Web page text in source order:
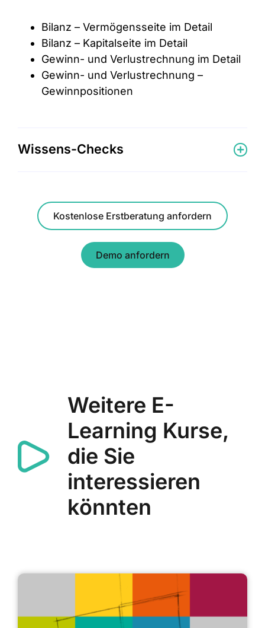
Bilanz – Vermögensseite im Detail
Bilanz – Kapitalseite im Detail
Gewinn- und Verlustrechnung im Detail
Gewinn- und Verlustrechnung –
Gewinnpositionen
Wissens-Checks
Kostenlose Erstberatung anfordern
Demo anfordern
Weitere E-
Learning Kurse,
die Sie
interessieren
könnten